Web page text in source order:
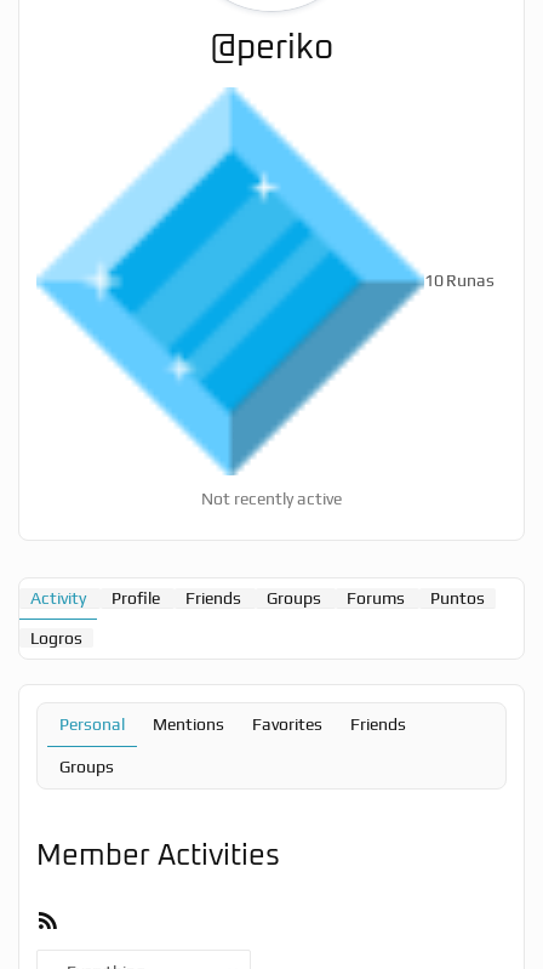
@periko
10Runas
Not recently active
Activity Profile Friends Groups Forums Puntos
Logros
Personal Mentions Favorites Friends
Groups
Member Activities